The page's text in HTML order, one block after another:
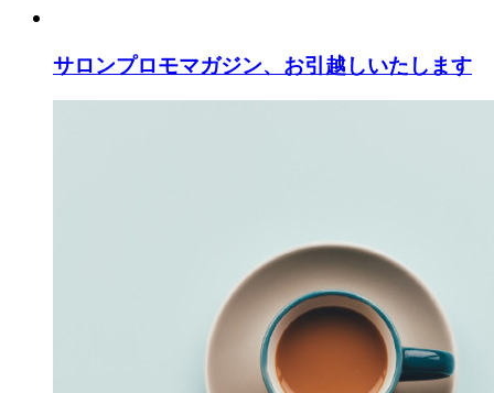
サロンプロモマガジン、お引越しいたします